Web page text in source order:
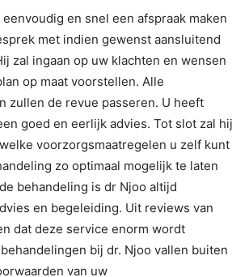
en snel een afspraak maken
met indien gewenst aansluitend
zal ingaan op uw klachten en wensen
op maat voorstellen. Alle
zullen de revue passeren. U heeft
goed en eerlijk advies. Tot slot zal hij
voorzorgsmaatregelen u zelf kunt
zo optimaal mogelijk te laten
behandeling is dr Njoo altijd
en begeleiding. Uit reviews van
dat deze service enorm wordt
bij dr. Njoo vallen buiten
van uw